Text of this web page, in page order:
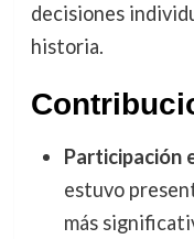
decisiones
historia.
Participación
estuvo
más